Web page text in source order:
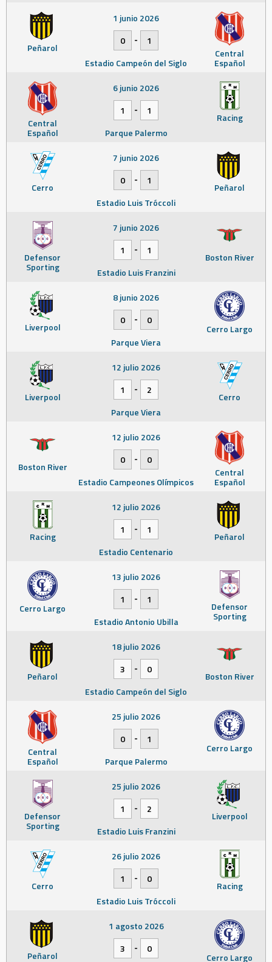
Peñarol Central
Español
1 junio 2026
0
-
1
Estadio Campeón del Siglo
Central
Español
Racing
6 junio 2026
1
-
1
Parque Palermo
Cerro Peñarol
7 junio 2026
0
-
1
Estadio Luis Tróccoli
Defensor
Sporting
Boston River
7 junio 2026
1
-
1
Estadio Luis Franzini
Liverpool Cerro Largo
8 junio 2026
0
-
0
Parque Viera
Liverpool Cerro
12 julio 2026
1
-
2
Parque Viera
Boston River Central
Español
12 julio 2026
0
-
0
Estadio Campeones Olímpicos
Racing Peñarol
12 julio 2026
1
-
1
Estadio Centenario
Cerro Largo Defensor
Sporting
13 julio 2026
1
-
1
Estadio Antonio Ubilla
Peñarol Boston River
18 julio 2026
3
-
0
Estadio Campeón del Siglo
Central
Español
Cerro Largo
25 julio 2026
0
-
1
Parque Palermo
Defensor
Sporting
Liverpool
25 julio 2026
1
-
2
Estadio Luis Franzini
Cerro Racing
26 julio 2026
1
-
0
Estadio Luis Tróccoli
Peñarol Cerro Largo
1 agosto 2026
3
- 0